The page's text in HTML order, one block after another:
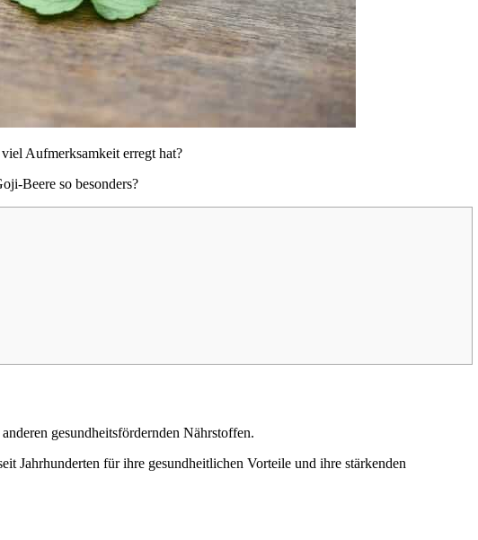
Aufmerksamkeit erregt hat?
Beere so besonders?
gesundheitsfördernden Nährstoffen.
Jahrhunderten für ihre gesundheitlichen Vorteile und ihre stärkenden